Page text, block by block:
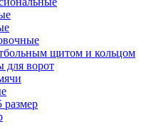
щитом и кольцом
для ворот
размер